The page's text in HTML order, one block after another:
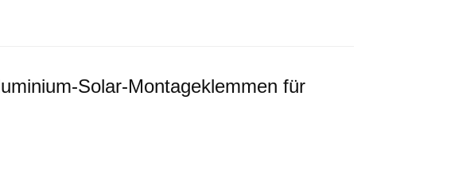
Solar-Montageklemmen für